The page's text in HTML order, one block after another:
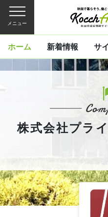
メニュー
ホーム 新着情報 サ
株式会社プラ